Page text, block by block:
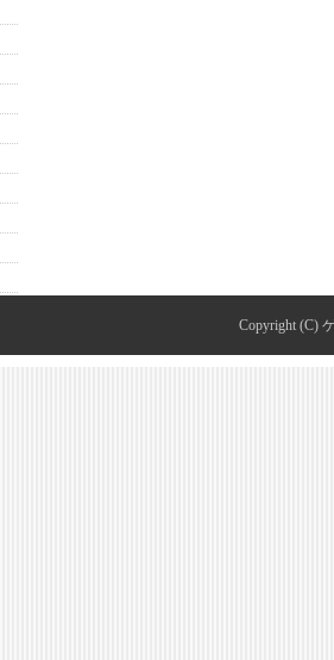
Copyright (C)